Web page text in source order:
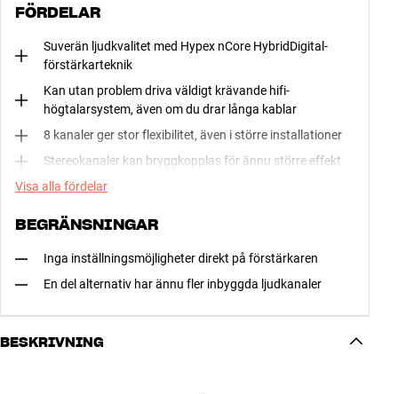
FÖRDELAR
Suverän ljudkvalitet med Hypex nCore HybridDigital-
förstärkarteknik
Kan utan problem driva väldigt krävande hifi-
högtalarsystem, även om du drar långa kablar
8 kanaler ger stor flexibilitet, även i större installationer
Stereokanaler kan bryggkopplas för ännu större effekt
Visa alla fördelar
BEGRÄNSNINGAR
Inga inställningsmöjligheter direkt på förstärkaren
En del alternativ har ännu fler inbyggda ljudkanaler
BESKRIVNING